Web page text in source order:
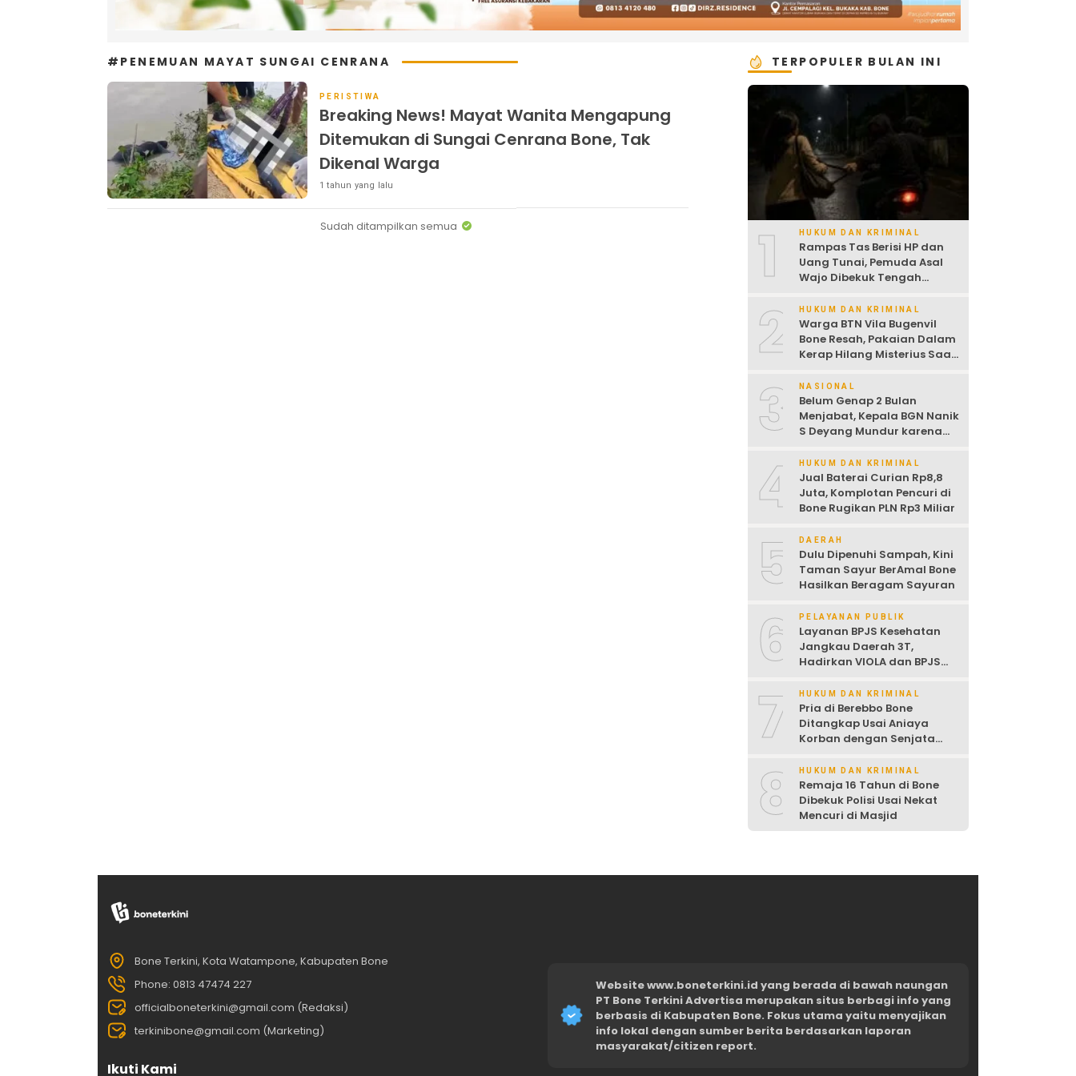
#PENEMUAN MAYAT SUNGAI CENRANA
PERISTIWA
Breaking News! Mayat Wanita Mengapung
Ditemukan di Sungai Cenrana Bone, Tak
Dikenal Warga
1 tahun yang lalu
Sudah ditampilkan semua
TERPOPULER BULAN INI
1 HUKUM DAN KRIMINAL
Rampas Tas Berisi HP dan
Uang Tunai, Pemuda Asal
Wajo Dibekuk Tengah
2 HUKUM DAN KRIMINAL
Warga BTN Vila Bugenvil
Bone Resah, Pakaian Dalam
Kerap Hilang Misterius Saat
3 NASIONAL
Belum Genap 2 Bulan
Menjabat, Kepala BGN Nanik
S Deyang Mundur karena
4 HUKUM DAN KRIMINAL
Jual Baterai Curian Rp8,8
Juta, Komplotan Pencuri di
Bone Rugikan PLN Rp3 Miliar
5 DAERAH
Dulu Dipenuhi Sampah, Kini
Taman Sayur BerAmal Bone
Hasilkan Beragam Sayuran
6 PELAYANAN PUBLIK
Layanan BPJS Kesehatan
Jangkau Daerah 3T,
Hadirkan VIOLA dan BPJS
Akses JKN
7 HUKUM DAN KRIMINAL
Pria di Berebbo Bone
Ditangkap Usai Aniaya
Korban dengan Senjata
8 HUKUM DAN KRIMINAL
Remaja 16 Tahun di Bone
Dibekuk Polisi Usai Nekat
Mencuri di Masjid
Bone Terkini, Kota Watampone, Kabupaten Bone
Phone: 0813 47474 227
officialboneterkini@gmail.com (Redaksi)
terkinibone@gmail.com (Marketing)
Ikuti Kami
Website www.boneterkini.id yang berada di bawah naungan
PT Bone Terkini Advertisa merupakan situs berbagi info yang
berbasis di Kabupaten Bone. Fokus utama yaitu menyajikan
info lokal dengan sumber berita berdasarkan laporan
masyarakat/citizen report.